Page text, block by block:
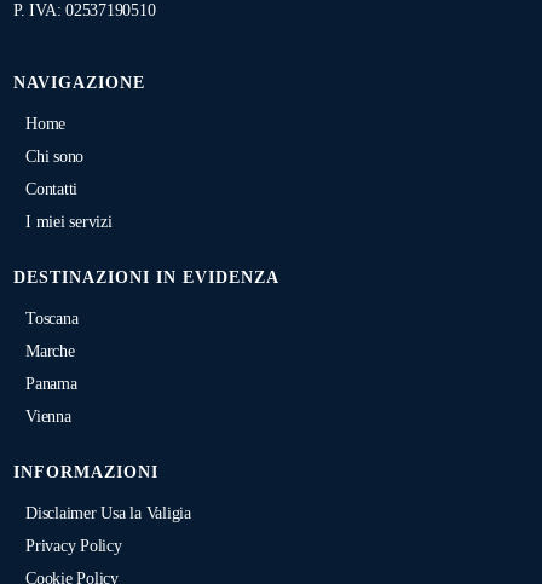
P. IVA: 02537190510
NAVIGAZIONE
Home
Chi sono
Contatti
I miei servizi
DESTINAZIONI IN EVIDENZA
Toscana
Marche
Panama
Vienna
INFORMAZIONI
Disclaimer Usa la Valigia
Privacy Policy
Cookie Policy